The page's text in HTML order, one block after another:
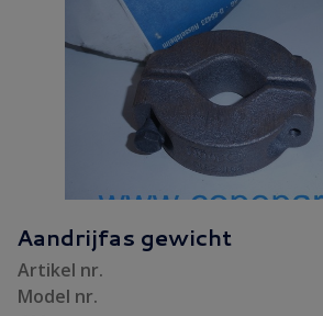
Aandrijfas gewicht
Artikel nr.
Model nr.